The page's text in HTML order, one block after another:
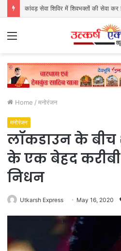
Home / मनोरंजन
मनोरंजन
लॉकडाउन के
के एक बेहद
निधन
Utkarsh Express May 16, 2020